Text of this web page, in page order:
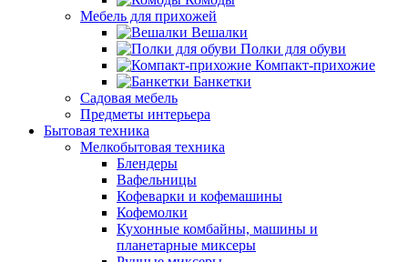
Мебель для прихожей
Вешалки
Полки для обуви
Компакт-прихожие
Банкетки
Садовая мебель
Предметы интерьера
Бытовая техника
Мелкобытовая техника
Блендеры
Вафельницы
Кофеварки и кофемашины
Кофемолки
Кухонные комбайны, машины и
планетарные миксеры